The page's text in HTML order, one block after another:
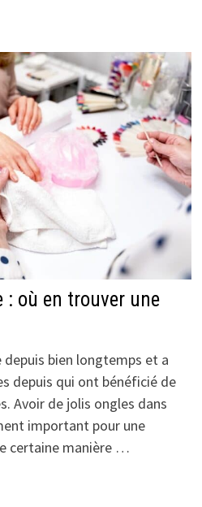
: où en trouver une
depuis bien longtemps et a
depuis qui ont bénéficié de
Avoir de jolis ongles dans
important pour une
certaine manière …